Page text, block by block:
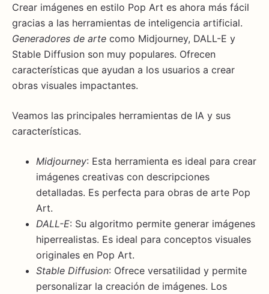
Crear imágenes en estilo Pop Art es ahora más fácil
gracias a las herramientas de inteligencia artificial.
Generadores de arte como Midjourney, DALL-E y
Stable Diffusion son muy populares. Ofrecen
características que ayudan a los usuarios a crear
obras visuales impactantes.
Veamos las principales herramientas de IA y sus
características.
Midjourney: Esta herramienta es ideal para crear
imágenes creativas con descripciones
detalladas. Es perfecta para obras de arte Pop
Art.
DALL-E: Su algoritmo permite generar imágenes
hiperrealistas. Es ideal para conceptos visuales
originales en Pop Art.
Stable Diffusion: Ofrece versatilidad y permite
personalizar la creación de imágenes. Los